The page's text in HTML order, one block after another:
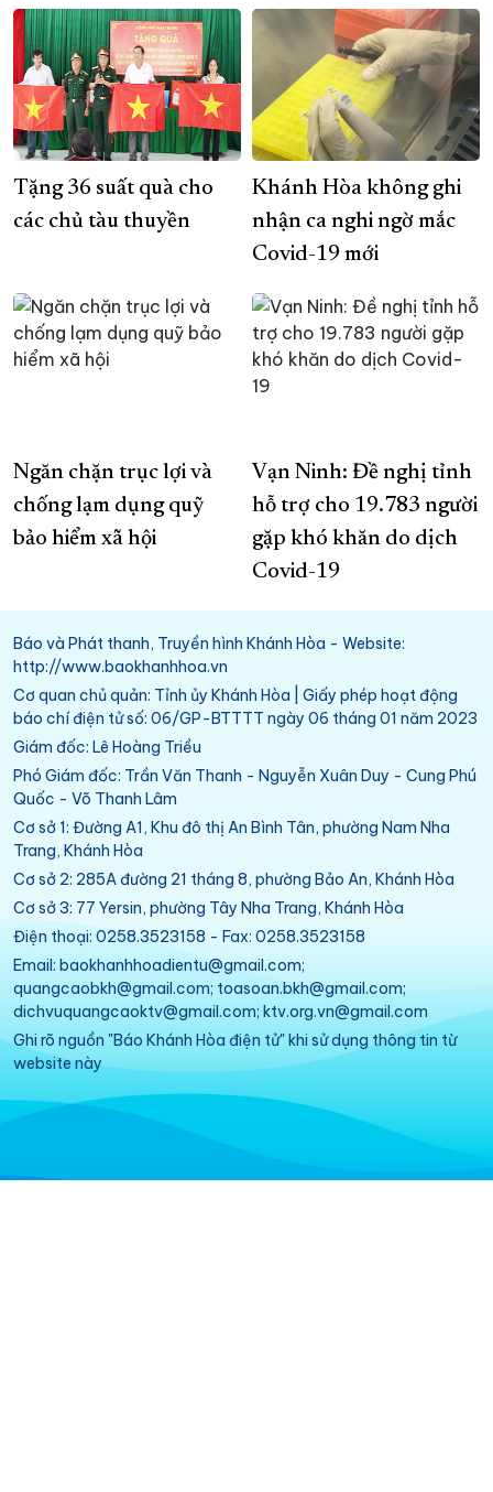
Tặng 36 suất quà cho
các chủ tàu thuyền
Khánh Hòa không ghi
nhận ca nghi ngờ mắc
Covid-19 mới
Ngăn chặn trục lợi và
chống lạm dụng quỹ
bảo hiểm xã hội
Vạn Ninh: Đề nghị tỉnh
hỗ trợ cho 19.783 người
gặp khó khăn do dịch
Covid-19
Báo và Phát thanh, Truyền hình Khánh Hòa - Website:
http://www.baokhanhhoa.vn
Cơ quan chủ quản: Tỉnh ủy Khánh Hòa | Giấy phép hoạt động
báo chí điện tử số: 06/GP-BTTTT ngày 06 tháng 01 năm 2023
Giám đốc: Lê Hoàng Triều
Phó Giám đốc: Trần Văn Thanh - Nguyễn Xuân Duy - Cung Phú
Quốc - Võ Thanh Lâm
Cơ sở 1: Đường A1, Khu đô thị An Bình Tân, phường Nam Nha
Trang, Khánh Hòa
Cơ sở 2: 285A đường 21 tháng 8, phường Bảo An, Khánh Hòa
Cơ sở 3: 77 Yersin, phường Tây Nha Trang, Khánh Hòa
Điện thoại: 0258.3523158 - Fax: 0258.3523158
Email: baokhanhhoadientu@gmail.com;
quangcaobkh@gmail.com; toasoan.bkh@gmail.com;
dichvuquangcaoktv@gmail.com; ktv.org.vn@gmail.com
Ghi rõ nguồn "Báo Khánh Hòa điện tử" khi sử dụng thông tin từ
website này